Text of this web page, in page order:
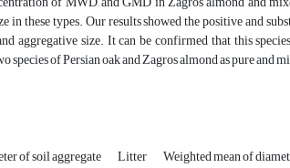
in these types. Our results showed the positive and
aggregative size. It can be confirmed that this
of Persian oak and Zagros almond as pure and
of soil aggregate Litter Weighted mean of